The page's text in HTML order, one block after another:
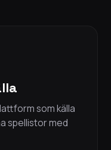
som källa
spellistor med